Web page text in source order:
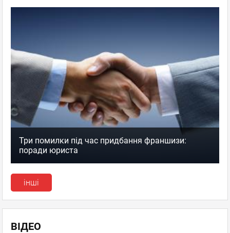
Три помилки під час придбання франшизи:
поради юриста
інші
ВІДЕО